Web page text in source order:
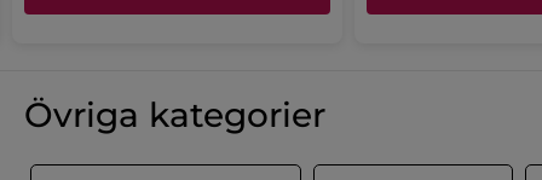
Övriga kategorier